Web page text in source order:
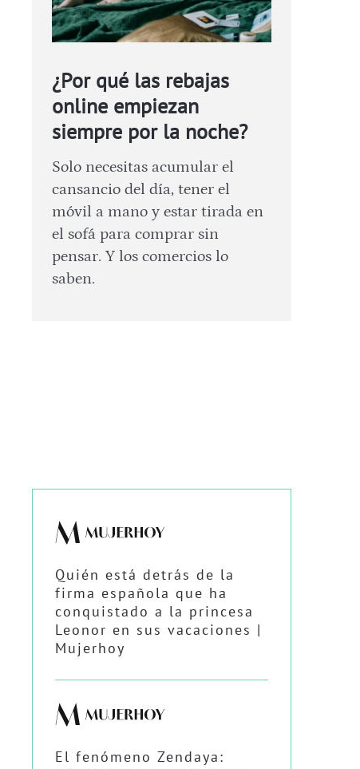
¿Por qué las rebajas
online empiezan
siempre por la noche?
Solo necesitas acumular el
cansancio del día, tener el
móvil a mano y estar tirada en
el sofá para comprar sin
pensar. Y los comercios lo
saben.
Quién está detrás de la
firma española que ha
conquistado a la princesa
Leonor en sus vacaciones |
Mujerhoy
El fenómeno Zendaya: